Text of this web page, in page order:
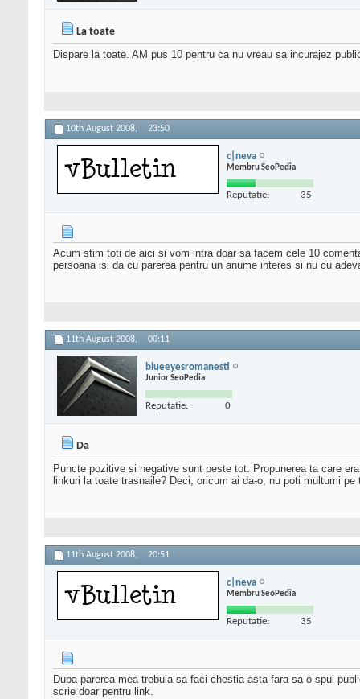
La toate
Dispare la toate. AM pus 10 pentru ca nu vreau sa incurajez
10th August 2008, 23:50
c|neva
Membru SeoPedia
Reputatie: 35
Acum stim toti de aici si vom intra doar sa facem cele 10
persoana isi da cu parerea pentru un anume interes si nu cu
11th August 2008, 00:11
blueeyesromanesti
Junior SeoPedia
Reputatie: 0
Da
Puncte pozitive si negative sunt peste tot. Propunerea ta care
linkuri la toate trasnaile? Deci, oricum ai da-o, nu poti multumi pe
11th August 2008, 20:51
c|neva
Membru SeoPedia
Reputatie: 35
Dupa parerea mea trebuia sa faci chestia asta fara sa o spui
scrie doar pentru link.